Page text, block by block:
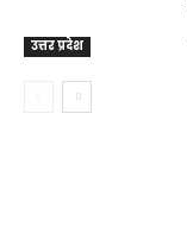
उत्तर प्रदेश